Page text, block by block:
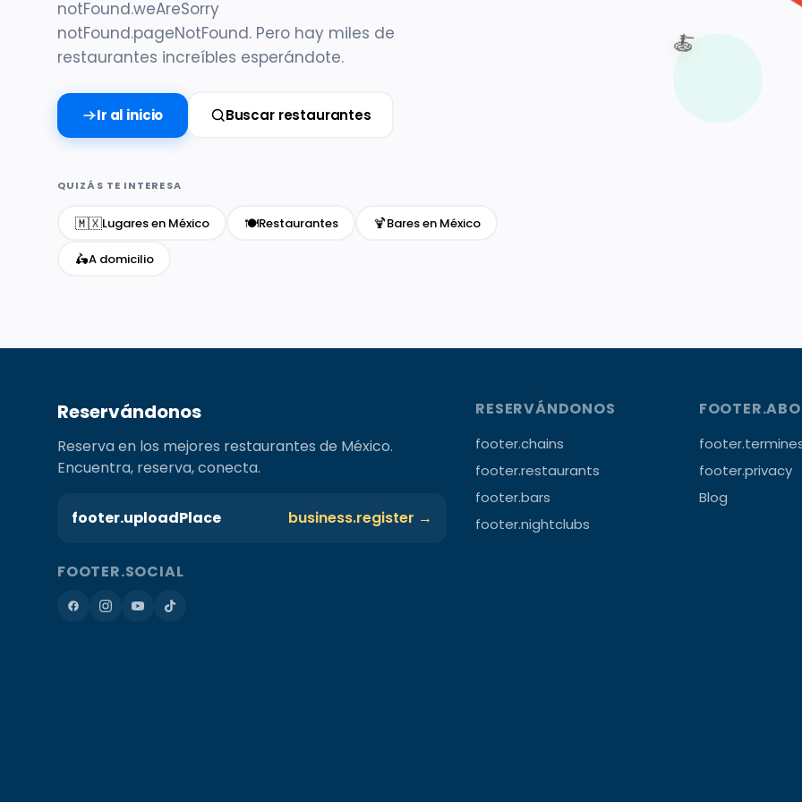
notFound.weAreSorry
notFound.pageNotFound. Pero hay miles de
restaurantes increíbles esperándote.
Ir al inicio Buscar restaurantes
QUIZÁS TE INTERESA
🇲🇽Lugares en México 🍽️Restaurantes 🍹Bares en México
🛵A domicilio
🍝
Reservándonos
Reserva en los mejores restaurantes de México.
Encuentra, reserva, conecta.
footer.uploadPlace business.register →
FOOTER.SOCIAL
RESERVÁNDONOS
footer.chains
footer.restaurants
footer.bars
footer.nightclubs
footer.privacy
Blog